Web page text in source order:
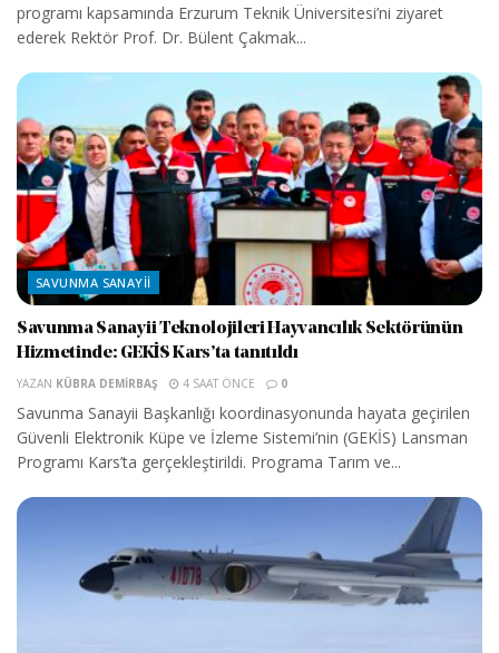
programı kapsamında Erzurum Teknik Üniversitesi’ni ziyaret
ederek Rektör Prof. Dr. Bülent Çakmak...
SAVUNMA SANAYII
Savunma Sanayii Teknolojileri Hayvancılık Sektörünün
Hizmetinde: GEKİS Kars’ta tanıtıldı
YAZAN KÜBRA DEMIRBAŞ 4 SAAT ÖNCE 0
Savunma Sanayii Başkanlığı koordinasyonunda hayata geçirilen
Güvenli Elektronik Küpe ve İzleme Sistemi’nin (GEKİS) Lansman
Programı Kars’ta gerçekleştirildi. Programa Tarım ve...